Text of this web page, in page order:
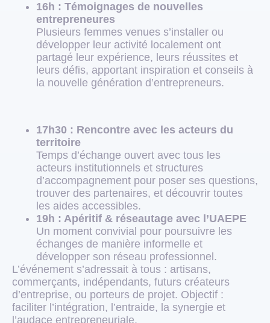
16h : Témoignages de nouvelles
entrepreneures
Plusieurs femmes venues s’installer ou
développer leur activité localement ont
partagé leur expérience, leurs réussites et
leurs défis, apportant inspiration et conseils à
la nouvelle génération d’entrepreneurs.
17h30 : Rencontre avec les acteurs du
territoire
Temps d’échange ouvert avec tous les
acteurs institutionnels et structures
d’accompagnement pour poser ses questions,
trouver des partenaires, et découvrir toutes
les aides accessibles.
19h : Apéritif & réseautage avec l’UAEPE
Un moment convivial pour poursuivre les
échanges de manière informelle et
développer son réseau professionnel.
L’événement s’adressait à tous : artisans,
commerçants, indépendants, futurs créateurs
d’entreprise, ou porteurs de projet. Objectif :
faciliter l’intégration, l’entraide, la synergie et
l’audace entrepreneuriale.